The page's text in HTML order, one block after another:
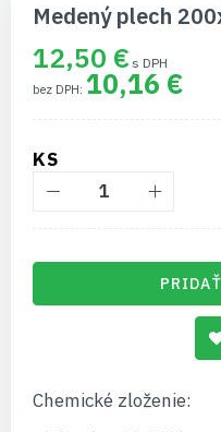
začiatok
galérie
obrázkov
Medený plech
12,50 €
10,16 €
KS
Chemické zloženie: